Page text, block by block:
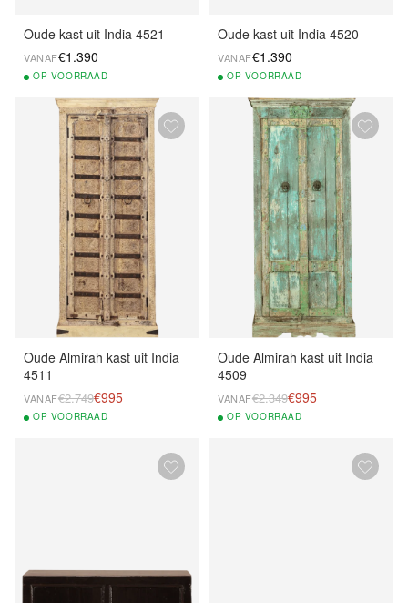
Oude kast uit India 4521
VANAF€1.390
OP VOORRAAD
Oude kast uit India 4520
VANAF€1.390
OP VOORRAAD
Oude Almirah kast uit India
4511
VANAF€2.749€995
OP VOORRAAD
Oude Almirah kast uit India
4509
VANAF€2.349€995
OP VOORRAAD